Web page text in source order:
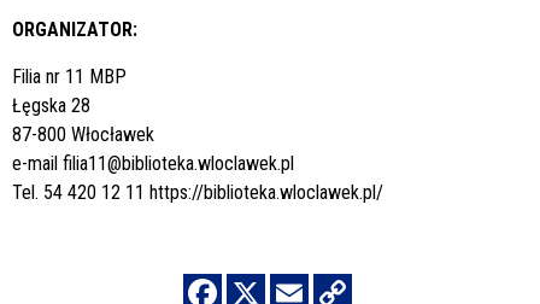
ORGANIZATOR:
Filia nr 11 MBP
Łęgska 28
87-800 Włocławek
e-mail filia11@biblioteka.wloclawek.pl
Tel. 54 420 12 11 https://biblioteka.wloclawek.pl/